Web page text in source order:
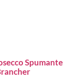
Spumante